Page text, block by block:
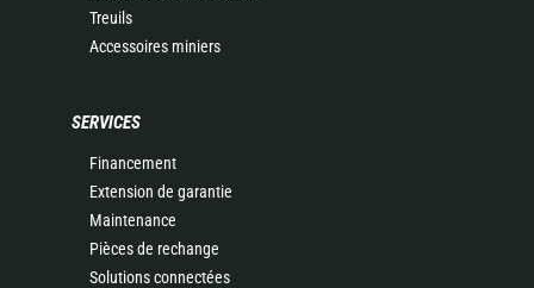
Treuils
Accessoires miniers
SERVICES
Financement
Extension de garantie
Maintenance
Pièces de rechange
Solutions connectées